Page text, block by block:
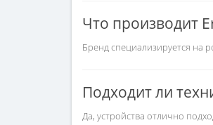
Что производит
Бренд специализируется на
Подходит ли
Да, устройства отлично